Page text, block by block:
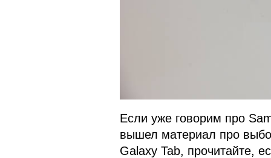
Если уже говорим про
вышел материал про
Galaxy Tab, прочитайте,